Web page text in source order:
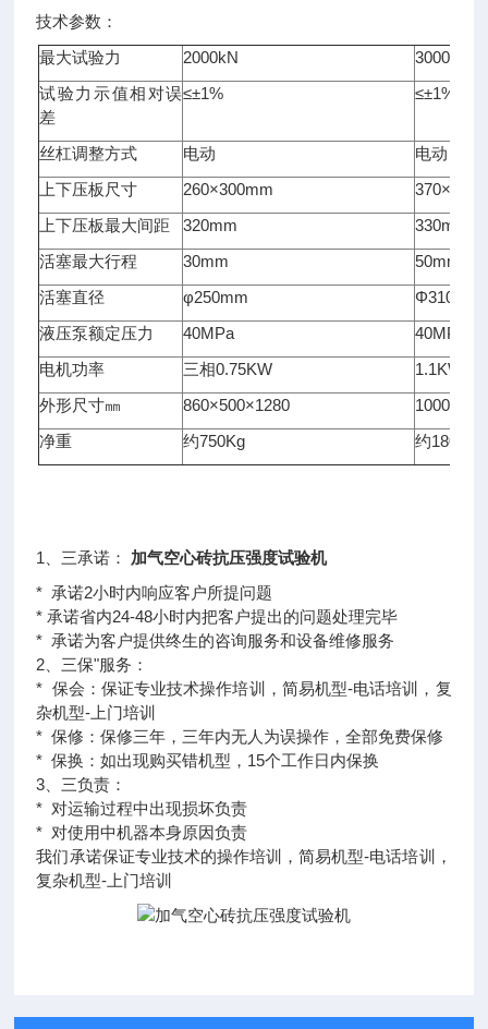
技术参数：
最大试验力
2000kN
3000KN
试验力示值相对误
差
≤±1% ≤±1%
丝杠调整方式 电动
电动
上下压板尺寸
260×300mm
上下压板最大间距
320mm
330mm
活塞最大行程
30mm
50mm
活塞直径
φ250mm
Φ310mm
液压泵额定压力
40MPa
40MPa
电机功率
三相0.75KW
1.1KW
外形尺寸㎜
860×500×1280
净重
约750Kg 约1800Kg
1、三承诺： 加气空心砖抗压强度试验机
* 承诺2小时内响应客户所提问题
* 承诺省内24-48小时内把客户提出的问题处理完毕
* 承诺为客户提供终生的咨询服务和设备维修服务
2、三保"服务：
* 保会：保证专业技术操作培训，简易机型-电话培训，复
杂机型-上门培训
* 保修：保修三年，三年内无人为误操作，全部免费保修
* 保换：如出现购买错机型，15个工作日内保换
3、三负责：
* 对运输过程中出现损坏负责
* 对使用中机器本身原因负责
我们承诺保证专业技术的操作培训，简易机型-电话培训，
复杂机型-上门培训